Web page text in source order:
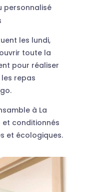
personnalisé
les lundi,
toute la
pour réaliser
repas
à La
conditionnés
et écologiques.